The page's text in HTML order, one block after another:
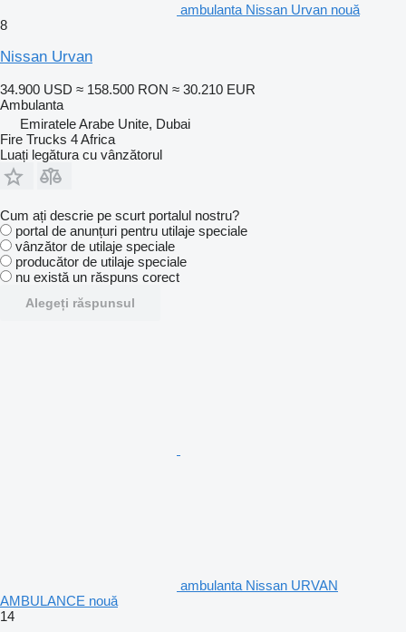
ambulanta Nissan Urvan nouă
8
Nissan Urvan
34.900 USD ≈ 158.500 RON ≈ 30.210 EUR
Ambulanta
Emiratele Arabe Unite, Dubai
Fire Trucks 4 Africa
Luați legătura cu vânzătorul
Cum ați descrie pe scurt portalul nostru?
portal de anunțuri pentru utilaje speciale
vânzător de utilaje speciale
producător de utilaje speciale
nu există un răspuns corect
Alegeți răspunsul
ambulanta Nissan URVAN
AMBULANCE nouă
14